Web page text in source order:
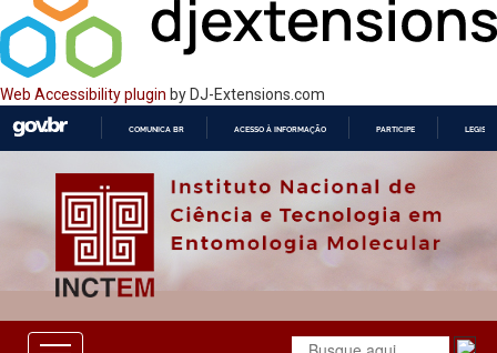
Web Accessibility plugin by DJ-Extensions.com
O
COMUNICA BR ACESSO À INFORMAÇÃO PARTICIPE